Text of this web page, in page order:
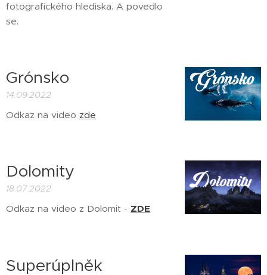
fotografického hlediska. A povedlo
se.
Grónsko
14.09.2022
Odkaz na video zde
Dolomity
18.07.2022
Odkaz na video z Dolomit - ZDE
Superúplněk